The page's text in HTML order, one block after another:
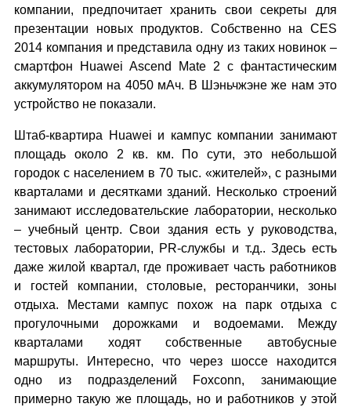
компании, предпочитает хранить свои секреты для
презентации новых продуктов. Собственно на CES
2014 компания и представила одну из таких новинок –
смартфон Huawei Ascend Mate 2 с фантастическим
аккумулятором на 4050 мАч. В Шэньчжэне же нам это
устройство не показали.
Штаб-квартира Huawei и кампус компании занимают
площадь около 2 кв. км. По сути, это небольшой
городок с населением в 70 тыс. «жителей», с разными
кварталами и десятками зданий. Несколько строений
занимают исследовательские лаборатории, несколько
– учебный центр. Свои здания есть у руководства,
тестовых лаборатории, PR-службы и т.д.. Здесь есть
даже жилой квартал, где проживает часть работников
и гостей компании, столовые, ресторанчики, зоны
отдыха. Местами кампус похож на парк отдыха с
прогулочными дорожками и водоемами. Между
кварталами ходят собственные автобусные
маршруты. Интересно, что через шоссе находится
одно из подразделений Foxconn, занимающие
примерно такую же площадь, но и работников у этой